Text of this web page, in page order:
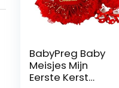
BabyPreg Baby
Meisjes Mijn
Eerste Kerst